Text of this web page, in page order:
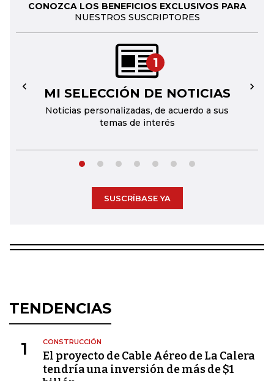
CONOZCA LOS BENEFICIOS EXCLUSIVOS PARA
NUESTROS SUSCRIPTORES
1
MI SELECCIÓN DE NOTICIAS
Noticias personalizadas, de acuerdo a sus
temas de interés
← →
SUSCRÍBASE YA
TENDENCIAS
1 CONSTRUCCIÓN
El proyecto de Cable Aéreo de La Calera
tendría una inversión de más de $1